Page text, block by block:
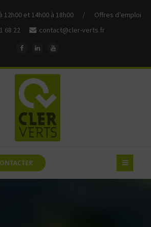
12h00 et 14h00 à 18h00 /
Offres d’emploi
68 22
contact@cler-verts.fr